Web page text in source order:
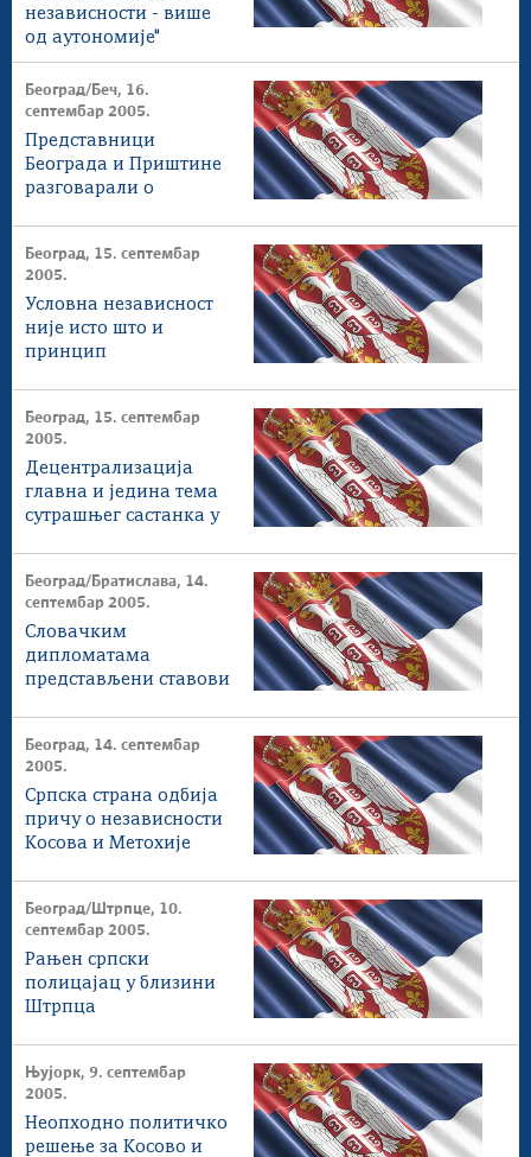
независности - више
од аутономије"
предвиђа опстанак
Косова и Метохије у
саставу Србије
Београд/Беч, 16.
септембар 2005.
Представници
Београда и Приштине
разговарали о
Београд, 15. септембар
2005.
Условна независност
није исто што и
принцип
Београд, 15. септембар
2005.
Децентрализација
главна и једина тема
сутрашњег састанка у
Београд/Братислава, 14.
септембар 2005.
Словачким
дипломатама
представљени ставови
Београд, 14. септембар
2005.
Српска страна одбија
причу о независности
Косова и Метохије
Београд/Штрпце, 10.
септембар 2005.
Рањен српски
полицајац у близини
Штрпца
Њујорк, 9. септембар
2005.
Неопходно политичко
решење за Косово и